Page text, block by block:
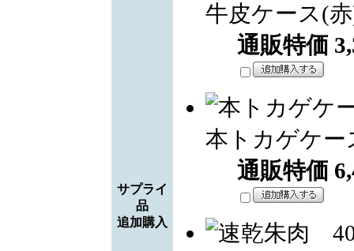
サプライ
品
追加購入
牛皮ケース(
通販特価
本トカゲケー
通販特価